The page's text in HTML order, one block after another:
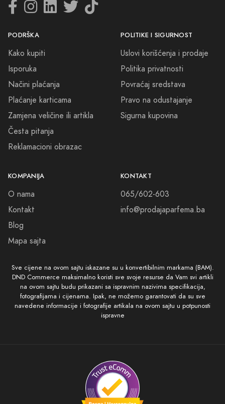
esencije – on je nevidljivi potpis vaše prisutnosti, nezaboravan utisak
PODRŠKA
Kako kupiti
Isporuka
Načini plaćanja
Plaćanje karticama
Zamjena veličine ili artikla
Česta pitanja
Reklamacioni obrazac
POLITIKE I SIGURNOST
Uslovi korišćenja i prodaje
Politika privatnosti
Povraćaj sredstava
Pravo na odustajanje
Sigurna kupovina
KOMPANIJA
O nama
Kontakt
Blog
Mapa sajta
KONTAKT
065/602-603
info@prodajaparfema.ba
Sve cijene na ovom sajtu iskazane su u konvertibilnim markama (BAM).
DND Commerce maksimalno koristi sve svoje resurse da Vam svi artikli
na ovom sajtu budu prikazani sa ispravnim nazivima specifikacija,
fotografijama i cijenama. Ipak, ne možemo garantovati da su sve
navedene informacije i fotografije artikala na ovom sajtu u potpunosti
ispravne